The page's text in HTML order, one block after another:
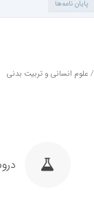
پایان نامه‌ها
علوم انسانی و تربیت بدنی